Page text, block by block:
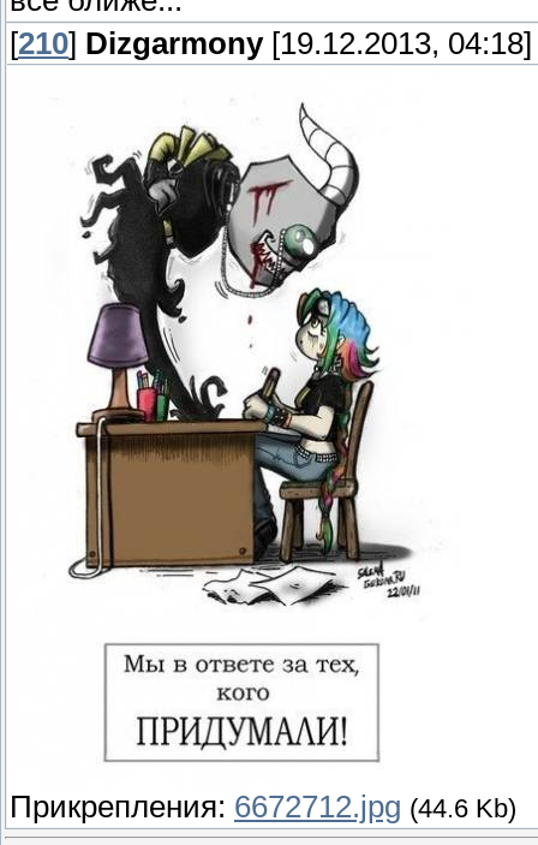
[210] Dizgarmony[19.12.2013, 04:18]
Прикрепления: 6672712.jpg (44.6 Kb)